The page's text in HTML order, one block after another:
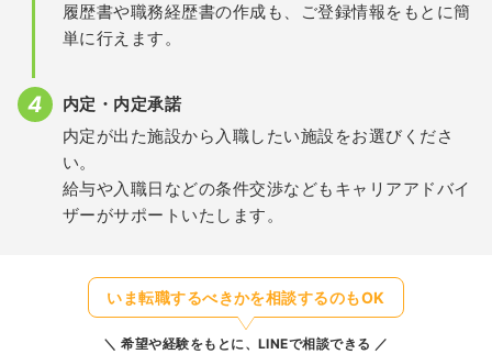
履歴書や職務経歴書の作成も、ご登録情報をもとに簡
単に行えます。
内定・内定承諾
内定が出た施設から入職したい施設をお選びくださ
い。
給与や入職日などの条件交渉などもキャリアアドバイ
ザーがサポートいたします。
いま転職するべきかを相談するのもOK
希望や経験をもとに、LINEで相談できる